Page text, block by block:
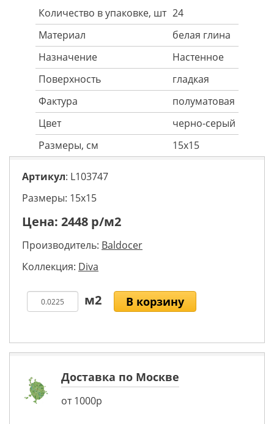
Количество в упаковке, шт 24
Материал
белая глина
Назначение
Настенное
Поверхность
гладкая
Фактура
полуматовая
Цвет
черно-серый
Размеры, см
15x15
Артикул: L103747
Размеры: 15х15
Цена: 2448 р/м2
Производитель: Baldocer
Коллекция: Diva
В корзину
Доставка по Москве
от 1000р